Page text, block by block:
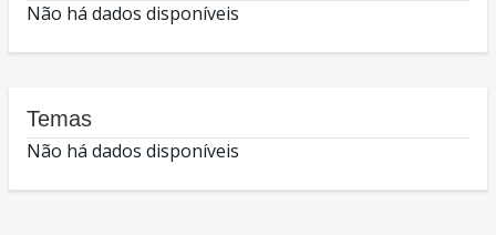
Não há dados disponíveis
Temas
Não há dados disponíveis